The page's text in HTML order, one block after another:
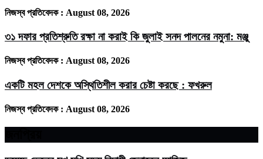
নিজস্ব প্রতিবেদক : August 08, 2026
৩১ দফার প্রতিশ্রুতি রক্ষা না করাই কি জুলাই সনদ পালনের নমুনা: মঞ্জু
নিজস্ব প্রতিবেদক : August 08, 2026
একটি মহল দেশকে অস্থিতিশীল করার চেষ্টা করছে : ফখরুল
নিজস্ব প্রতিবেদক : August 08, 2026